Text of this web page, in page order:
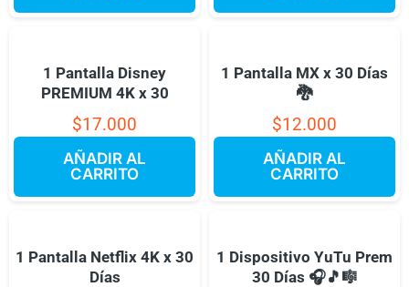
1 Pantalla Disney
PREMIUM 4K x 30
$17.000
AÑADIR AL
CARRITO
1 Pantalla MX x 30 Días
🐉
$12.000
AÑADIR AL
CARRITO
1 Pantalla Netflix 4K x 30
Días
1 Dispositivo YuTu Prem
30 Días 🎧🎵🎼